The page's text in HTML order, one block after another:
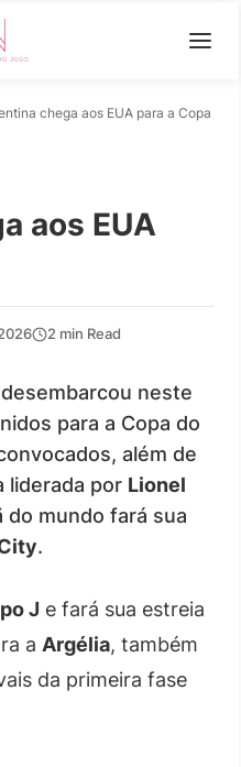
chega aos EUA para a Copa
aos EUA
2 min Read
neste
para a Copa do
além de
liderada por Lionel
do mundo fará sua
.
J e fará sua estreia
a Argélia, também
da primeira fase